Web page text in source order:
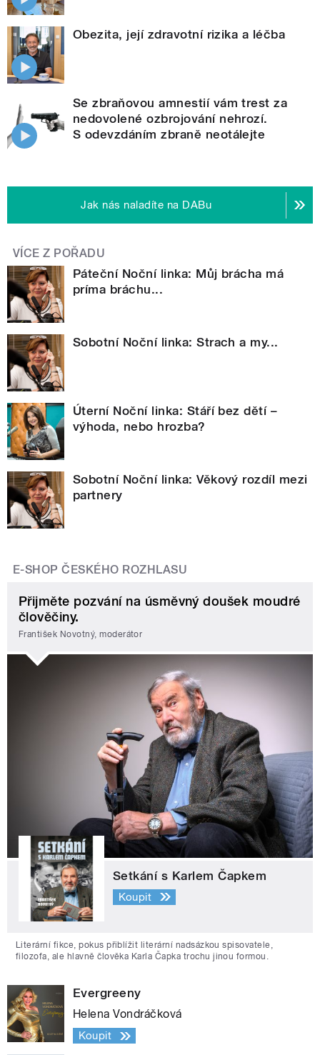
Obezita, její zdravotní rizika a léčba
Se zbraňovou amnestií vám trest za
nedovolené ozbrojování nehrozí.
S odevzdáním zbraně neotálejte
Jak nás naladíte na DABu
VÍCE Z POŘADU
Páteční Noční linka: Můj brácha má
príma bráchu...
Sobotní Noční linka: Strach a my...
Úterní Noční linka: Stáří bez dětí –
výhoda, nebo hrozba?
Sobotní Noční linka: Věkový rozdíl mezi
partnery
E-SHOP ČESKÉHO ROZHLASU
Přijměte pozvání na úsměvný doušek moudré
člověčiny.
František Novotný, moderátor
Setkání s Karlem Čapkem
Koupit
Literární fikce, pokus přiblížit literární nadsázkou spisovatele,
filozofa, ale hlavně člověka Karla Čapka trochu jinou formou.
Evergreeny
Helena Vondráčková
Koupit